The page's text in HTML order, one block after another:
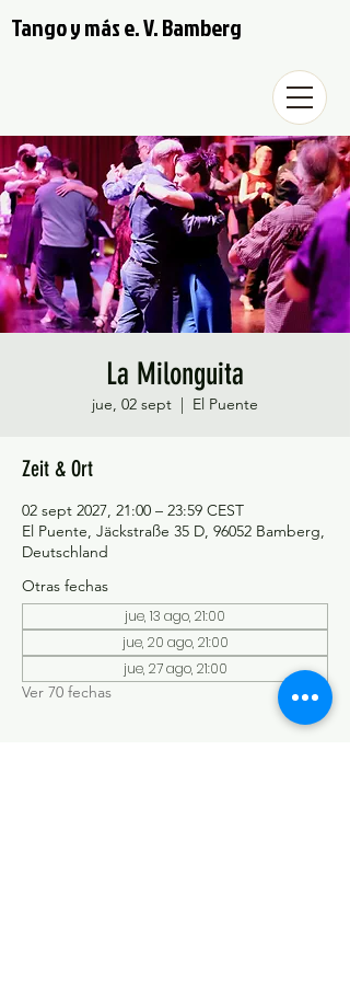
Tango y más e. V. Bamberg
La Milonguita
jue, 02 sept
  |
El Puente
Zeit & Ort
02 sept 2027, 21:00 – 23:59 CEST
El Puente, Jäckstraße 35 D, 96052 Bamberg,
Deutschland
Otras fechas
jue, 13 ago, 21:00
jue, 20 ago, 21:00
jue, 27 ago, 21:00
Ver 70 fechas